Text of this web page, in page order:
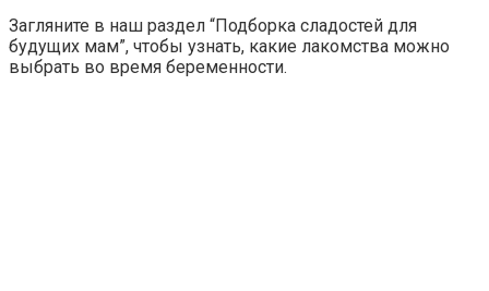
Загляните в наш раздел “Подборка сладостей для
будущих мам”, чтобы узнать, какие лакомства можно
выбрать во время беременности.